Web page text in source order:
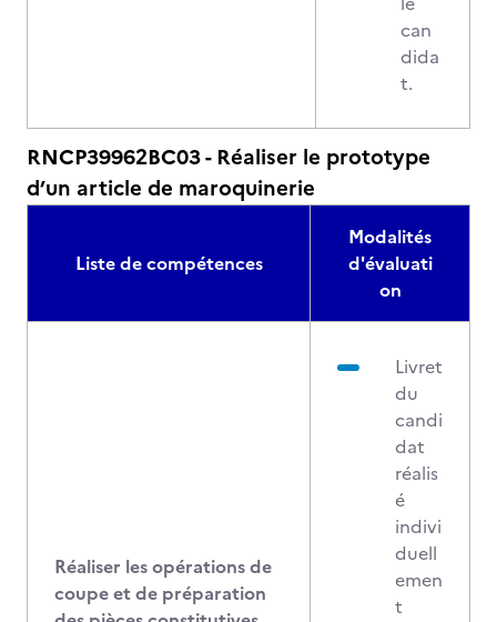
can
dida
t.
RNCP39962BC03 - Réaliser le prototype
d’un article de maroquinerie
Liste de compétences
Modalités
d'évaluati
on
Réaliser les opérations de
coupe et de préparation
Livret
du
candi
dat
réalis
é
indivi
duell
emen
t